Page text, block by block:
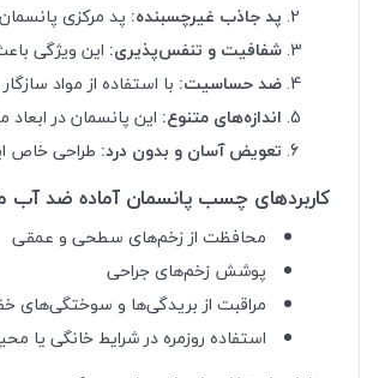
پد جاذب غیرچسبنده: پد مرکزی
شفافیت و تنفس‌پذیری: این ویژگی
ضد حساسیت: با استفاده از مواد
اندازه‌های متنوع: این پانسمان در
تعویض آسان و بدون درد: طراحی خاص
کاربردهای چسب پانسمان آماده ضد
محافظت از زخم‌های سطحی و عمقی
پوشش زخم‌های جراحی
مراقبت از بریدگی‌ها و سوختگی‌های
استفاده روزمره در شرایط خانگی یا